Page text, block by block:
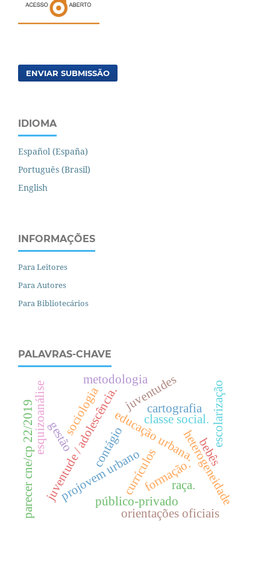
ENVIAR SUBMISSÃO
IDIOMA
Español (España)
Português (Brasil)
English
INFORMAÇÕES
Para Leitores
Para Autores
Para Bibliotecários
PALAVRAS-CHAVE
currículos
projovem urbano
juventude / adolescência.e
d
u
c
a
ç
ã
o
u
r
b
a
n
a
.
classe social.
raça.
gestão
juventudes escolarização
heterogeneidade
público-privado
esquizoanálise
formação.
parecer cne/cp 22/2019 bebês
contágio
cartografia
orientações oficiais
metodologia
sociologia